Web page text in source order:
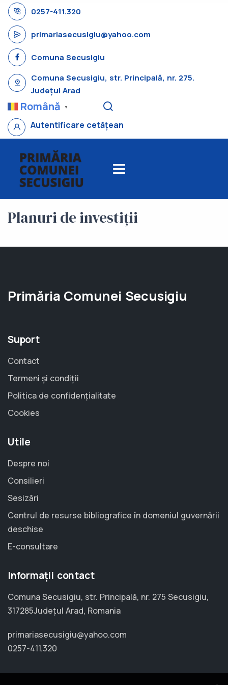
0257-411.320
primariasecusigiu@yahoo.com
Comuna Secusigiu
Comuna Secusigiu, str. Principală, nr. 275.
Județul Arad
Română ▼
Autentificare cetățean
Planuri de investiții
Primăria Comunei Secusigiu
Suport
Contact
Termeni și condiții
Politica de confidențialitate
Cookies
Utile
Despre noi
Consilieri
Sesizări
Centrul de resurse bibliografice în domeniul guvernării
deschise
E-consultare
Informații contact
Comuna Secusigiu, str. Principală, nr. 275 Secusigiu,
317285Județul Arad, Romania
primariasecusigiu@yahoo.com
0257-411.320